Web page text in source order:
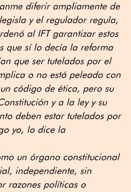
diferir ampliamente de
y el regulador regula,
al IFT garantizar estos
que sí lo decía la reforma
que ser tutelados por el
o no está peleado con
código de ética, pero su
y a la ley y su
deben estar tutelados por
yo, lo dice la
un órgano constitucional
independiente, sin
razones políticas o